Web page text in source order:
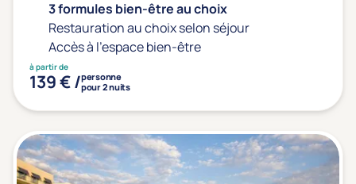
3 formules bien-être au choix
Restauration au choix selon séjour
Accès à l'espace bien-être
à partir de
139 € /personne
pour 2 nuits